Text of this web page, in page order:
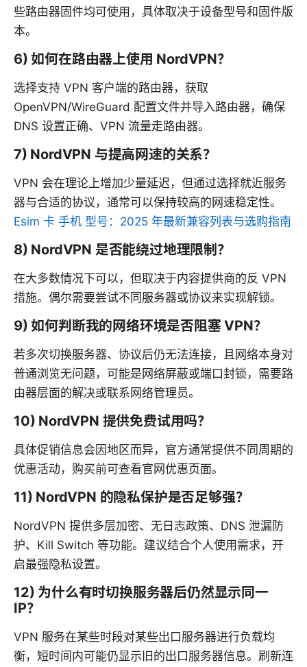
些路由器固件均可使用，具体取决于设备型号和固件版
本。
6) 如何在路由器上使用 NordVPN？
选择支持 VPN 客户端的路由器，获取
OpenVPN/WireGuard 配置文件并导入路由器，确保
DNS 设置正确、VPN 流量走路由器。
7) NordVPN 与提高网速的关系？
VPN 会在理论上增加少量延迟，但通过选择就近服务
器与合适的协议，通常可以保持较高的网速稳定性。
Esim 卡 手机 型号：2025 年最新兼容列表与选购指南
8) NordVPN 是否能绕过地理限制？
在大多数情况下可以，但取决于内容提供商的反 VPN
措施。偶尔需要尝试不同服务器或协议来实现解锁。
9) 如何判断我的网络环境是否阻塞 VPN？
若多次切换服务器、协议后仍无法连接，且网络本身对
普通浏览无问题，可能是网络屏蔽或端口封锁，需要路
由器层面的解决或联系网络管理员。
10) NordVPN 提供免费试用吗？
具体促销信息会因地区而异，官方通常提供不同周期的
优惠活动，购买前可查看官网优惠页面。
11) NordVPN 的隐私保护是否足够强？
NordVPN 提供多层加密、无日志政策、DNS 泄漏防
护、Kill Switch 等功能。建议结合个人使用需求，开
启最强隐私设置。
12) 为什么有时切换服务器后仍然显示同一
IP？
VPN 服务在某些时段对某些出口服务器进行负载均
衡，短时间内可能仍显示旧的出口服务器信息。刷新连